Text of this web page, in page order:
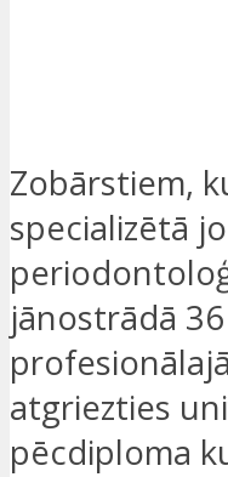
Zobārstiem,
specializētā
jānostrādā
atgriezties
pēcdiploma